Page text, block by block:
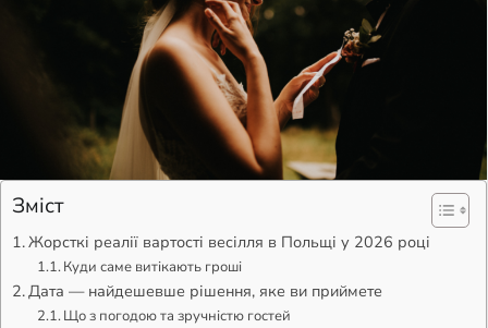
Зміст
Жорсткі реалії вартості весілля в Польщі у 2026 році
Куди саме витікають гроші
Дата — найдешевше рішення, яке ви приймете
Що з погодою та зручністю гостей